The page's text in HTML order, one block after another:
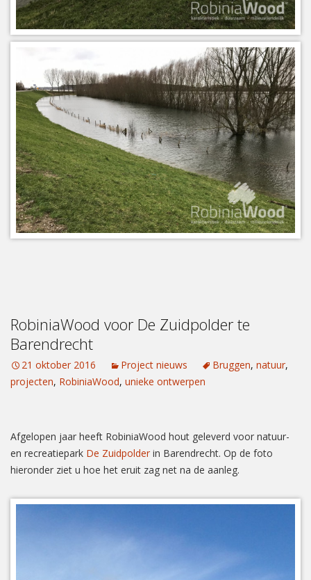
RobiniaWood voor De Zuidpolder te
Barendrecht
21 oktober 2016 Project nieuws Bruggen, natuur,
projecten, RobiniaWood, unieke ontwerpen
Afgelopen jaar heeft RobiniaWood hout geleverd voor natuur-
en recreatiepark De Zuidpolder in Barendrecht. Op de foto
hieronder ziet u hoe het eruit zag net na de aanleg.